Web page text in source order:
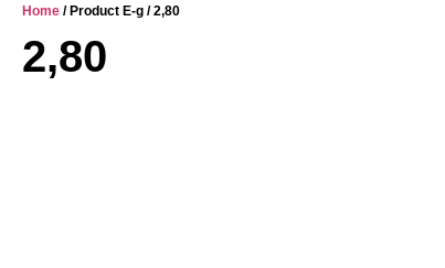
Home / Product E-g / 2,80
2,80